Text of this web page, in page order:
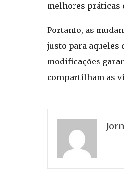
melhores práticas
Portanto, as
justo para aqueles
modificações
compartilham as